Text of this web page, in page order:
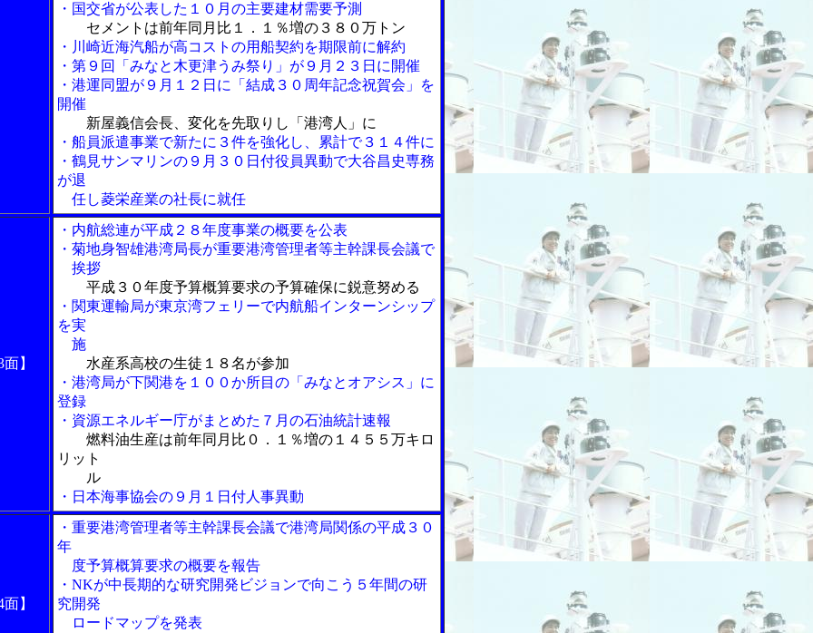
・国交省が公表した１０月の主要建材需要予測
セメントは前年同月比１．１％増の３８０万トン
・川崎近海汽船が高コストの用船契約を期限前に解約
・第９回「みなと木更津うみ祭り」が９月２３日に開催
・港運同盟が９月１２日に「結成３０周年記念祝賀会」を
開催
新屋義信会長、変化を先取りし「港湾人」に
・船員派遣事業で新たに３件を強化し、累計で３１４件に
・鶴見サンマリンの９月３０日付役員異動で大谷昌史専務
が退
任し菱栄産業の社長に就任
】
・内航総連が平成２８年度事業の概要を公表
・菊地身智雄港湾局長が重要港湾管理者等主幹課長会議で
挨拶
平成３０年度予算概算要求の予算確保に鋭意努める
・関東運輸局が東京湾フェリーで内航船インターンシップ
を実
施
水産系高校の生徒１８名が参加
・港湾局が下関港を１００か所目の「みなとオアシス」に
登録
・資源エネルギー庁がまとめた７月の石油統計速報
燃料油生産は前年同月比０．１％増の１４５５万キロ
リット
ル
・日本海事協会の９月１日付人事異動
】
・重要港湾管理者等主幹課長会議で港湾局関係の平成３０
年
度予算概算要求の概要を報告
・NKが中長期的な研究開発ビジョンで向こう５年間の研
究開発
ロードマップを発表